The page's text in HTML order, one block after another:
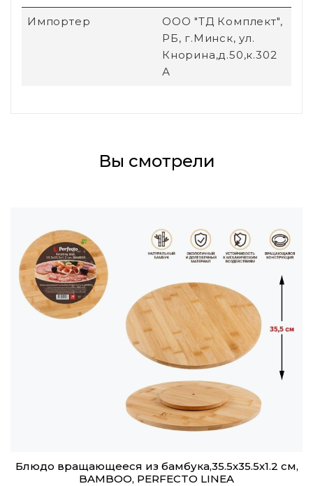
Импортер
ООО "ТД Комплект",
РБ, г.Минск, ул.
Кнорина,д.50,к.302
А
Вы смотрели
Блюдо вращающееся из бамбука,35.5х35.5х1.2 см,
BAMBOO, PERFECTO LINEA